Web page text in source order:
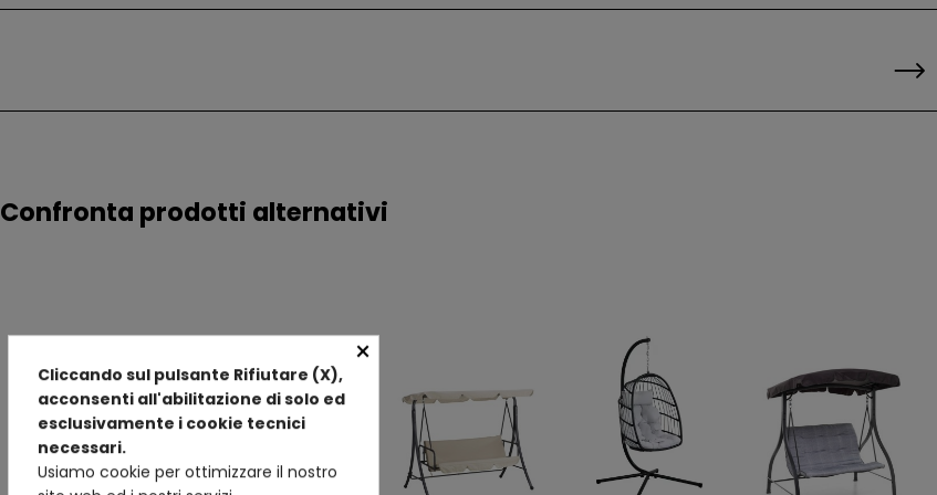
Confronta prodotti alternativi
×
Cliccando sul pulsante Rifiutare (X),
acconsenti all'abilitazione di solo ed
esclusivamente i cookie tecnici
necessari.
Usiamo cookie per ottimizzare il nostro